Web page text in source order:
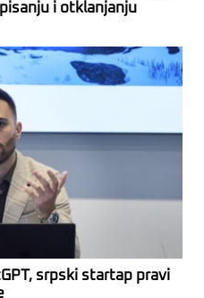
i otklanjanju
srpski startap pravi